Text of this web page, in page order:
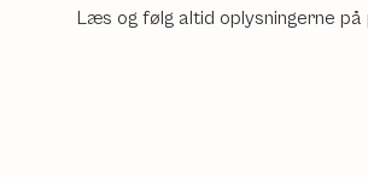
Læs og følg altid oplysningerne